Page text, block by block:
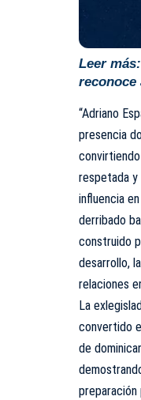
Leer más:
reconoce
“Adriano
presencia
respetada y
influencia
derribado
construido
desarrollo,
relaciones
La
convertido
de
preparación